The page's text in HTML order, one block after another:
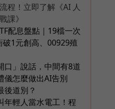
程！立即了解《AI 人
課》
配息盤點｜19檔一次
1元創高、00929殖
口」說話，中間有8道
儀怎麼做出AI告別
後道別？
年輕人當水電工！程